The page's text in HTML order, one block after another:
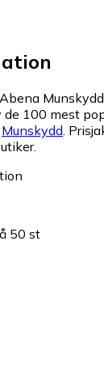
de 100 mest
Munskydd.
50 st